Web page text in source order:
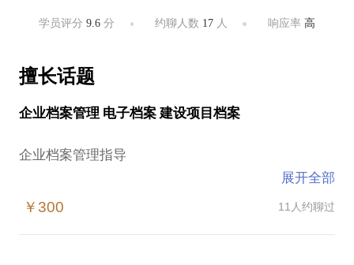
学员评分9.6 分 约聊人数 17人 响应率 高
擅长话题
企业档案管理 电子档案 建设项目档案
企业档案管理指导
验；对档案事业有着积极的热情，毕生致力于档案数
展开全部
￥300 11人约聊过